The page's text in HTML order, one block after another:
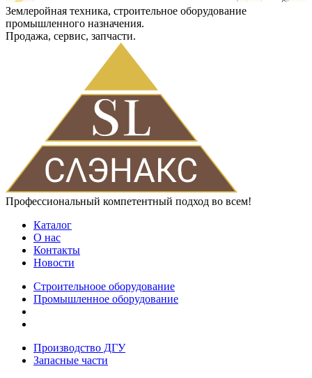
Землеройная техника, строительное оборудование
промышленного назначения.
Продажа, сервис, запчасти.
Профессиональный компетентный подход во всем!
Каталог
О нас
Контакты
Новости
Строительноое оборудование
Промышленное оборудование
Производство ДГУ
Запасные части